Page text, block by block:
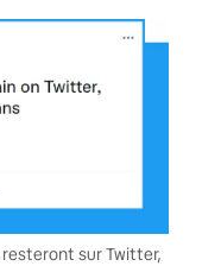
resteront sur Twitter,